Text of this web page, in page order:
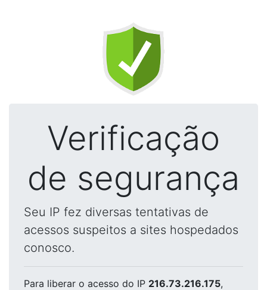
Verificação
de segurança
Seu IP fez diversas tentativas de
acessos suspeitos a sites hospedados
conosco.
Para liberar o acesso do IP 216.73.216.175,